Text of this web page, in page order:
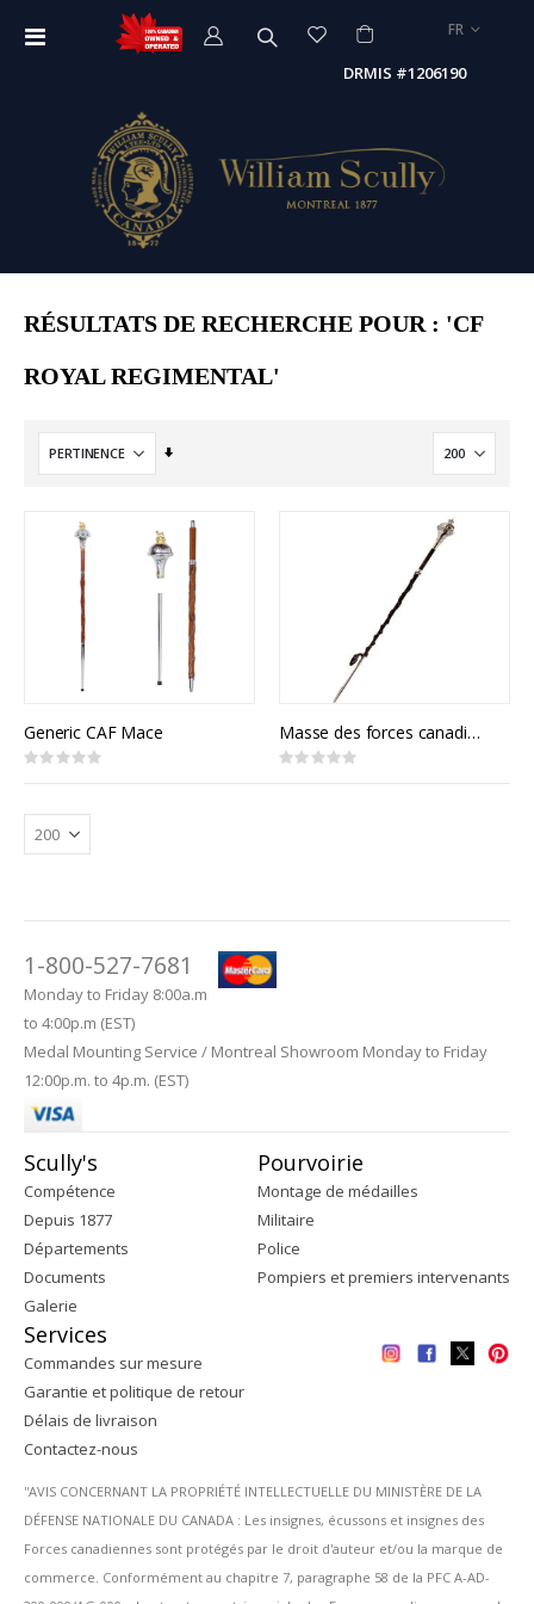
LANGUE
FR
Affichage
DRMIS #1206190
RÉSULTATS DE RECHERCHE POUR : 'CF
ROYAL REGIMENTAL'
Par
Generic CAF Mace
Rating:
0%
Masse des forces canadiennes
Rating:
0%
1-800-527-7681
Monday to Friday 8:00a.m
to 4:00p.m (EST)
Medal Mounting Service / Montreal Showroom Monday to Friday
12:00p.m. to 4p.m. (EST)
Scully's
Compétence
Depuis 1877
Départements
Documents
Galerie
Pourvoirie
Montage de médailles
Militaire
Police
Pompiers et premiers intervenants
Services
Commandes sur mesure
Garantie et politique de retour
Délais de livraison
Contactez-nous
''AVIS CONCERNANT LA PROPRIÉTÉ INTELLECTUELLE DU MINISTÈRE DE LA
DÉFENSE NATIONALE DU CANADA : Les insignes, écussons et insignes des
Forces canadiennes sont protégés par le droit d'auteur et/ou la marque de
commerce. Conformément au chapitre 7, paragraphe 58 de la PFC A-AD-